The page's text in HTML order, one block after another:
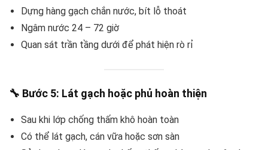
Dựng hàng gạch chắn nước, bít lỗ thoát
Ngâm nước 24 – 72 giờ
Quan sát trần tầng dưới để phát hiện rò rỉ
🔧 Bước 5: Lát gạch hoặc phủ hoàn thiện
Sau khi lớp chống thấm khô hoàn toàn
Có thể lát gạch, cán vữa hoặc sơn sàn